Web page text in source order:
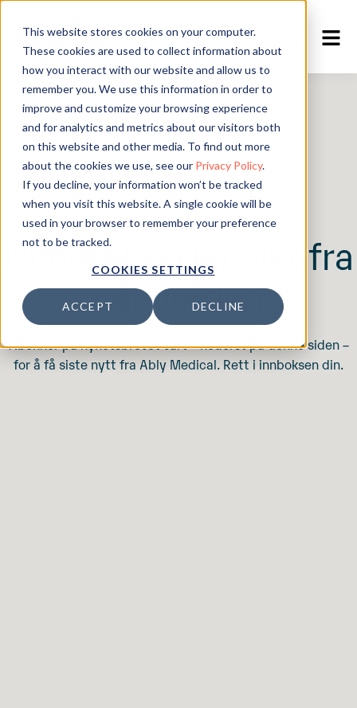
This website stores cookies on your computer.
These cookies are used to collect information about
how you interact with our website and allow us to
remember you. We use this information in order to
improve and customize your browsing experience
and for analytics and metrics about our visitors both
on this website and other media. To find out more
about the cookies we use, see our Privacy Policy.
If you decline, your information won’t be tracked
when you visit this website. A single cookie will be
used in your browser to remember your preference
not to be tracked.
COOKIES SETTINGS
ACCEPT DECLINE
EN /
Nyheter og innsikt fra
vår verden
Abonner på nyhetsbrevet vårt – nederst på denne siden –
for å få siste nytt fra Ably Medical. Rett i innboksen din.